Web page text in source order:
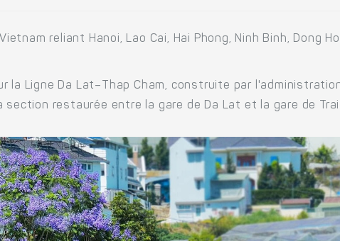
reliant Hanoi, Lao Cai, Hai Phong, Ninh Binh, Dong
la Ligne Da Lat–Thap Cham, construite par
restaurée entre la gare de Da Lat et la gare de Trai